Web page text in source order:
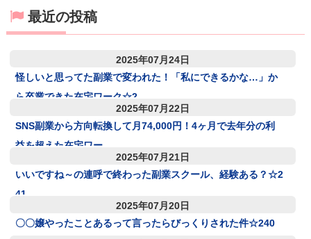
最近の投稿
2025年07月24日
怪しいと思ってた副業で変われた！「私にできるかな…」か
ら卒業できた在宅ワーク☆2
2025年07月22日
SNS副業から方向転換して月74,000円！4ヶ月で去年分の利
益を超えた在宅ワー
2025年07月21日
いいですね～の連呼で終わった副業スクール、経験ある？☆2
41
2025年07月20日
〇〇嬢やったことあるって言ったらびっくりされた件☆240